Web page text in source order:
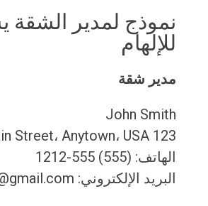
نموذج لمدير الشقة
للإلهام
مدير شقة
John Smith
123 Main Street، Anytown، USA
الهاتف: (555) 555-1212
البريد الإلكتروني: johnsmith@gmail.com